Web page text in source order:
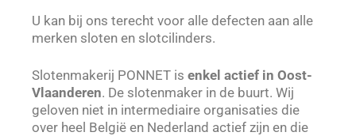
U kan bij ons terecht voor alle defecten aan alle
merken sloten en slotcilinders.
Slotenmakerij PONNET is enkel actief in Oost-
Vlaanderen. De slotenmaker in de buurt. Wij
geloven niet in intermediaire organisaties die
over heel België en Nederland actief zijn en die